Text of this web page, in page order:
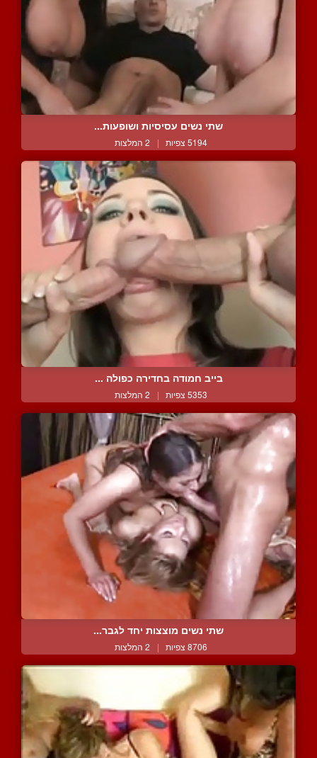
שתי נשים עסיסיות ושופעות...
5194 צפיות | 2 המלצות
בייב חמודה בחדירה כפולה ...
5353 צפיות | 2 המלצות
שתי נשים מוצצות יחד לגבר...
8706 צפיות | 2 המלצות